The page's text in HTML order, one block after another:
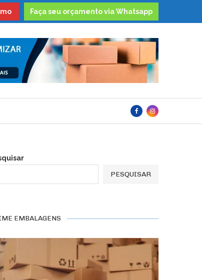
Faça seu orçamento via Whatsapp
PESQUISAR
EMBALAGENS